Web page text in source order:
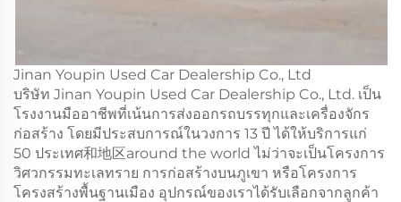
Jinan Youpin Used Car Dealership Co., Ltd
บริษัท Jinan Youpin Used Car Dealership Co., Ltd. เป็น
โรงงานมืออาชีพที่เน้นการส่งออกรถบรรทุกและเครื่องจักร
ก่อสร้าง โดยมีประสบการณ์ในวงการ 13 ปี ได้ให้บริการแก่
50 ประเทศ和地区around the world ไม่ว่าจะเป็นโครงการ
วิศวกรรมทะเลทราย การก่อสร้างบนภูเขา หรือโครงการ
โครงสร้างพื้นฐานเมือง อุปกรณ์ของเราได้รับเลือกจากลูกค้า